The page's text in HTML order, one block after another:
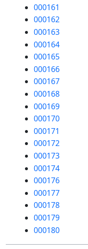
000161
000162
000163
000164
000165
000166
000167
000168
000169
000170
000171
000172
000173
000174
000176
000177
000178
000179
000180